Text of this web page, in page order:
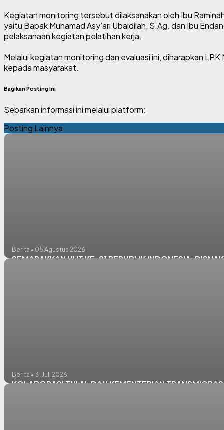
Kegiatan monitoring tersebut dilaksanakan oleh Ibu
yaitu Bapak Muhamad Asy’ari Ubaidilah, S.Ag. dan Ibu
pelaksanaan kegiatan pelatihan kerja.
Melalui kegiatan monitoring dan evaluasi ini, diharapkan
kepada masyarakat.
Bagikan Posting Ini
Sebarkan informasi ini melalui platform:
Posting Lainnya
Berita • 05 Agustus 2026
SEMARAKKAN HUT KE-81 REPUBLIK INDONESIA,
Berita • 31 Juli 2026
KOLABORASI TNI AL DAN KEMENTERIAN